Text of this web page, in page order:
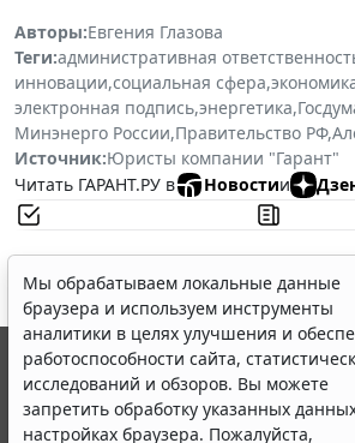
Авторы:Евгения Глазова
Теги:административная
инновации,социальная сфера,
электронная подпись,энергетика,
Минэнерго России,Правительство РФ,
Источник:Юристы компании "Гарант"
Читать ГАРАНТ.РУ в
Новостии
Мы обрабатываем локальные данные
браузера и используем инструменты
аналитики в целях улучшения и
работоспособности сайта,
исследований и обзоров. Вы можете
запретить обработку указанных
настройках браузера. Пожалуйста,
© ООО "НПП "ГАРАНТ-СЕРВИС", 2026.
выпускается с 1990 года. Компания
являются участниками Российской